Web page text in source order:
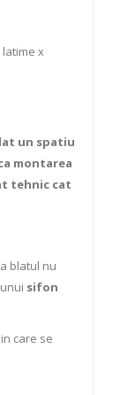
latime x
un spatiu
montarea
tehnic cat
blatul nu
sifon
care se